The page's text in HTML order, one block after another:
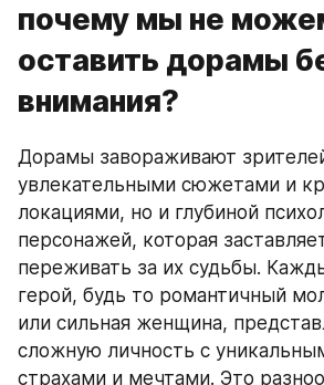
почему мы не
оставить дорамы
внимания?
Дорамы завораживают
увлекательными сюжетами и
локациями, но и глубиной
персонажей, которая
переживать за их судьбы.
герой, будь то романтичный
или сильная женщина,
сложную личность с
страхами и мечтами. Это